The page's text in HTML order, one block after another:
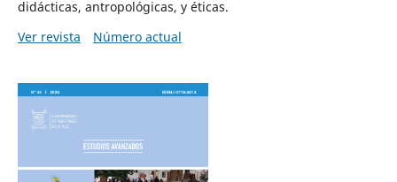
didácticas, antropológicas, y éticas.
Ver revista
Número actual